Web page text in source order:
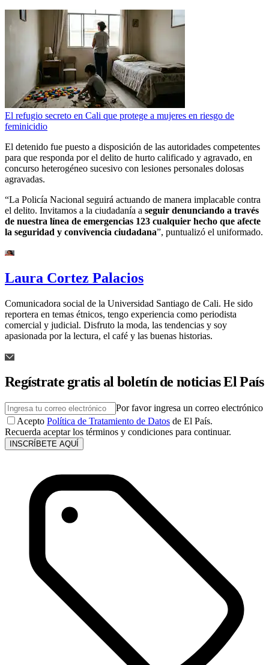
El refugio secreto en Cali que protege a mujeres en riesgo de
feminicidio
El detenido fue puesto a disposición de las autoridades competentes
para que responda por el delito de hurto calificado y agravado, en
concurso heterogéneo sucesivo con lesiones personales dolosas
agravadas.
“La Policía Nacional seguirá actuando de manera implacable contra
el delito. Invitamos a la ciudadanía a seguir denunciando a través
de nuestra línea de emergencias 123 cualquier hecho que afecte
la seguridad y convivencia ciudadana”, puntualizó el uniformado.
Laura Cortez Palacios
Comunicadora social de la Universidad Santiago de Cali. He sido
reportera en temas étnicos, tengo experiencia como periodista
comercial y judicial. Disfruto la moda, las tendencias y soy
apasionada por la lectura, el café y las buenas historias.
Regístrate gratis al boletín de noticias El País
Por favor ingresa un correo electrónico
Acepto Política de Tratamiento de Datos de El País.
Recuerda aceptar los términos y condiciones para continuar.
INSCRÍBETE AQUÍ